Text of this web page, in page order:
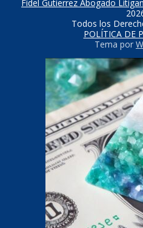
Fidel Gutierrez Abogado
Todos los
POLÍTICA DE
Tema por